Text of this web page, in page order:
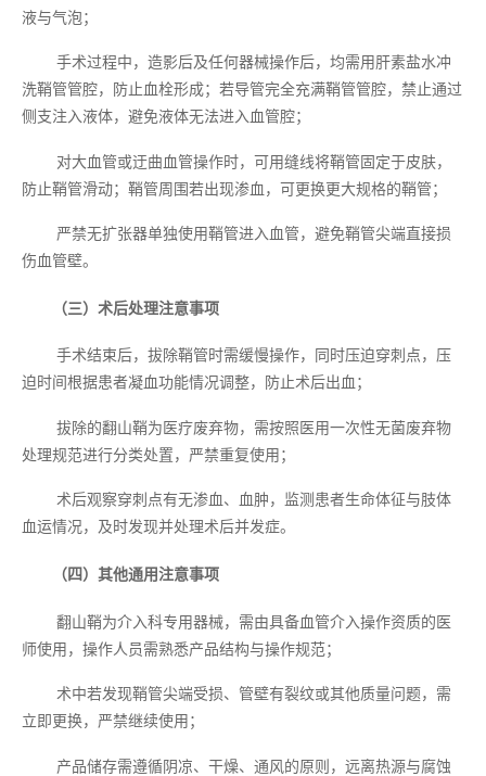
液与气泡；
手术过程中，造影后及任何器械操作后，均需用肝素盐水冲
洗鞘管管腔，防止血栓形成；若导管完全充满鞘管管腔，禁止通过
侧支注入液体，避免液体无法进入血管腔；
对大血管或迂曲血管操作时，可用缝线将鞘管固定于皮肤，
防止鞘管滑动；鞘管周围若出现渗血，可更换更大规格的鞘管；
严禁无扩张器单独使用鞘管进入血管，避免鞘管尖端直接损
伤血管壁。
（三）术后处理注意事项
手术结束后，拔除鞘管时需缓慢操作，同时压迫穿刺点，压
迫时间根据患者凝血功能情况调整，防止术后出血；
拔除的翻山鞘为医疗废弃物，需按照医用一次性无菌废弃物
处理规范进行分类处置，严禁重复使用；
术后观察穿刺点有无渗血、血肿，监测患者生命体征与肢体
血运情况，及时发现并处理术后并发症。
（四）其他通用注意事项
翻山鞘为介入科专用器械，需由具备血管介入操作资质的医
师使用，操作人员需熟悉产品结构与操作规范；
术中若发现鞘管尖端受损、管壁有裂纹或其他质量问题，需
立即更换，严禁继续使用；
产品储存需遵循阴凉、干燥、通风的原则，远离热源与腐蚀